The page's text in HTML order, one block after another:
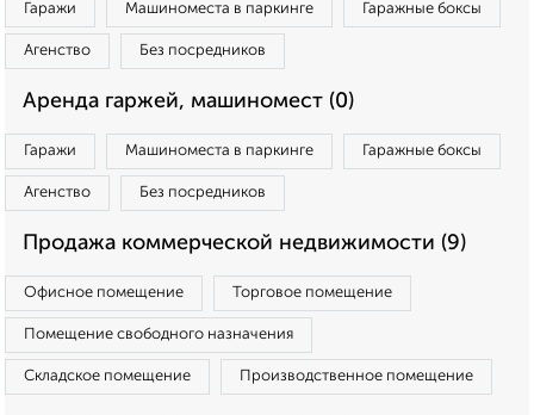
Гаражи Машиноместа в паркинге Гаражные боксы
Агенство Без посредников
Аренда гаржей, машиномест (0)
Гаражи Машиноместа в паркинге Гаражные боксы
Агенство Без посредников
Продажа коммерческой недвижимости (9)
Офисное помещение Торговое помещение
Помещение свободного назначения
Складское помещение Производственное помещение